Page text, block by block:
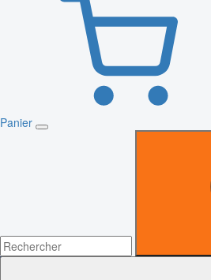
Panier